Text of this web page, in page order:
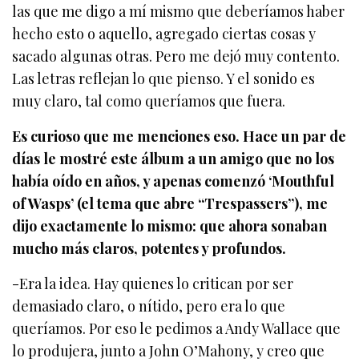
las que me digo a mí mismo que deberíamos haber
hecho esto o aquello, agregado ciertas cosas y
sacado algunas otras. Pero me dejó muy contento.
Las letras reflejan lo que pienso. Y el sonido es
muy claro, tal como queríamos que fuera.
Es curioso que me menciones eso. Hace un par de
días le mostré este álbum a un amigo que no los
había oído en años, y apenas comenzó ‘Mouthful
of Wasps’ (el tema que abre “Trespassers”), me
dijo exactamente lo mismo: que ahora sonaban
mucho más claros, potentes y profundos.
-Era la idea. Hay quienes lo critican por ser
demasiado claro, o nítido, pero era lo que
queríamos. Por eso le pedimos a Andy Wallace que
lo produjera, junto a John O’Mahony, y creo que